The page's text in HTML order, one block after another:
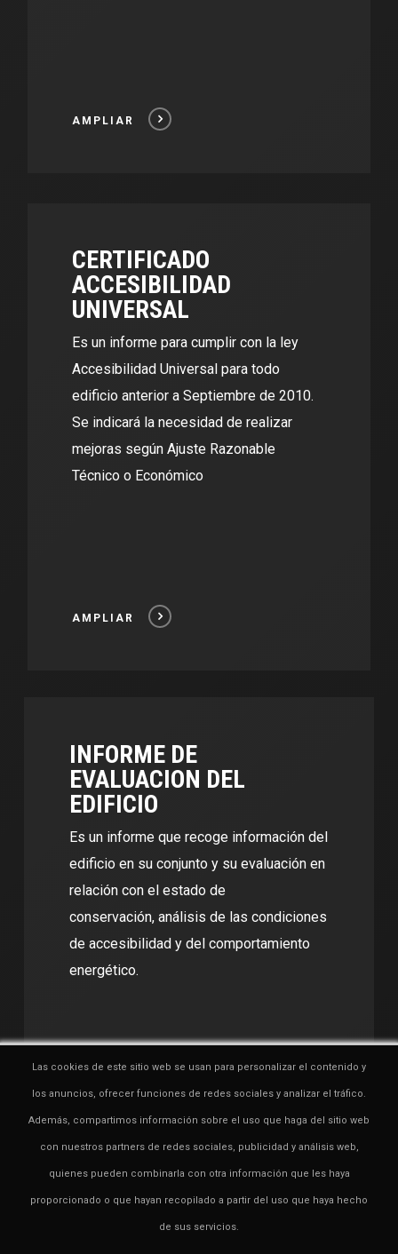
AMPLIAR
CERTIFICADO
ACCESIBILIDAD
UNIVERSAL
Es un informe para cumplir con la ley
Accesibilidad Universal para todo
edificio anterior a Septiembre de 2010.
Se indicará la necesidad de realizar
mejoras según Ajuste Razonable
Técnico o Económico
AMPLIAR
INFORME DE
EVALUACION DEL
EDIFICIO
Es un informe que recoge información del
edificio en su conjunto y su evaluación en
relación con el estado de
conservación, análisis de las condiciones
de accesibilidad y del comportamiento
energético.
Las cookies de este sitio web se usan para personalizar el contenido y
los anuncios, ofrecer funciones de redes sociales y analizar el tráfico.
Además, compartimos información sobre el uso que haga del sitio web
con nuestros partners de redes sociales, publicidad y análisis web,
quienes pueden combinarla con otra información que les haya
proporcionado o que hayan recopilado a partir del uso que haya hecho
de sus servicios.